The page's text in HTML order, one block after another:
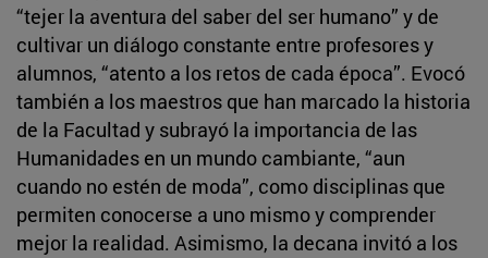
“tejer la aventura del saber del ser humano” y de
cultivar un diálogo constante entre profesores y
alumnos, “atento a los retos de cada época”. Evocó
también a los maestros que han marcado la historia
de la Facultad y subrayó la importancia de las
Humanidades en un mundo cambiante, “aun
cuando no estén de moda”, como disciplinas que
permiten conocerse a uno mismo y comprender
mejor la realidad. Asimismo, la decana invitó a los